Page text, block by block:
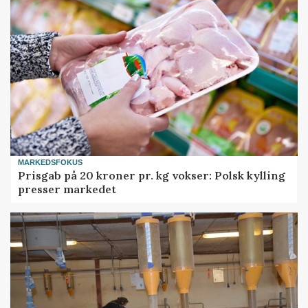
MARKEDSFOKUS
Prisgab på 20 kroner pr. kg vokser: Polsk kylling
presser markedet